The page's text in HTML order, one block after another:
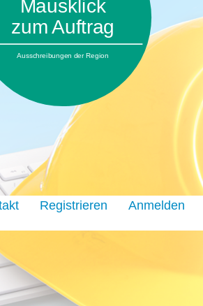
Mausklick
zum Auftrag
Ausschreibungen der Region
Registrieren Anmelden